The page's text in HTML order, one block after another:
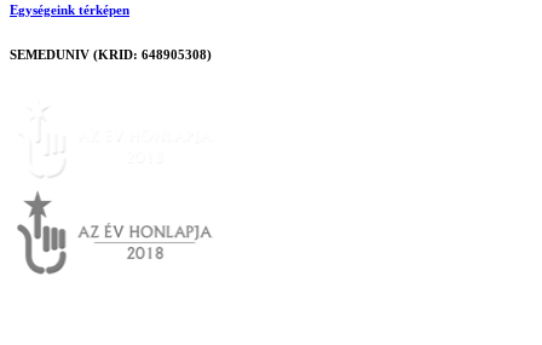
Egységeink térképen
SEMEDUNIV (KRID: 648905308)